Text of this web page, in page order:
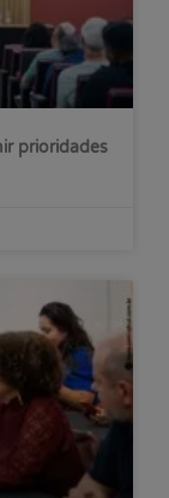
prioridades